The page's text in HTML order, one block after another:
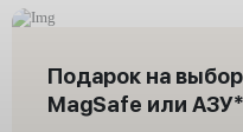
Подарок на
MagSafe или